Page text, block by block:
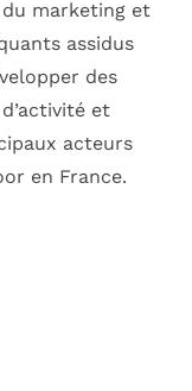
du marketing et
assidus
des
et
acteurs
en France.